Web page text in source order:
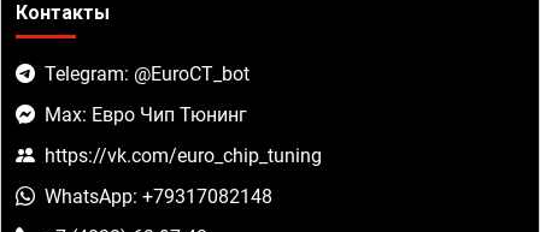
Контакты
Telegram: @EuroCT_bot
Max: Евро Чип Тюнинг
https://vk.com/euro_chip_tuning
WhatsApp: +79317082148